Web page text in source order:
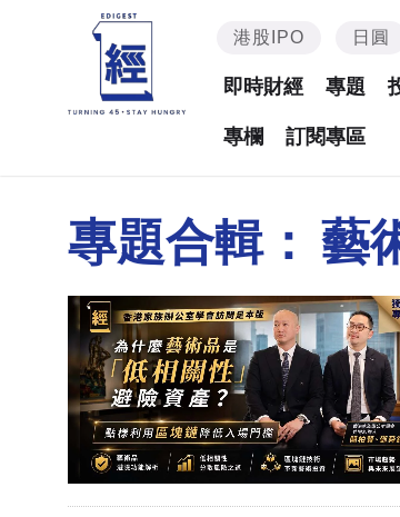
港股IPO 日圓
即時財經 專題
專欄 訂閱專區
專題合輯： 藝